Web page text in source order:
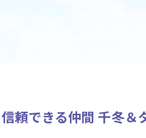
Rule / Q&A
信頼できる仲間 千冬＆